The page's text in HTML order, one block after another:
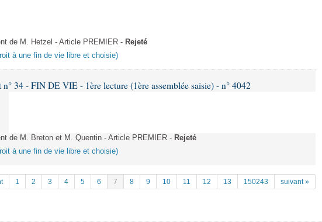
de M. Hetzel - Article PREMIER - Rejeté
à une fin de vie libre et choisie)
n° 34 - FIN DE VIE - 1ère lecture (1ère assemblée saisie) - n° 4042
de M. Breton et M. Quentin - Article PREMIER - Rejeté
à une fin de vie libre et choisie)
1 2 3 4 5 6 7 8 9 10 11 12 13 150243 suivant »